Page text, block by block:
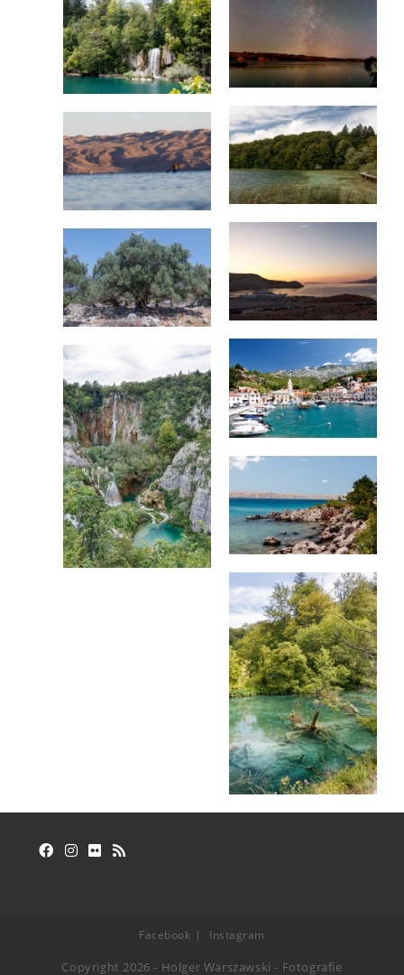
Facebook Instagram
Copyright 2026 - Holger Warszawski - Fotografie